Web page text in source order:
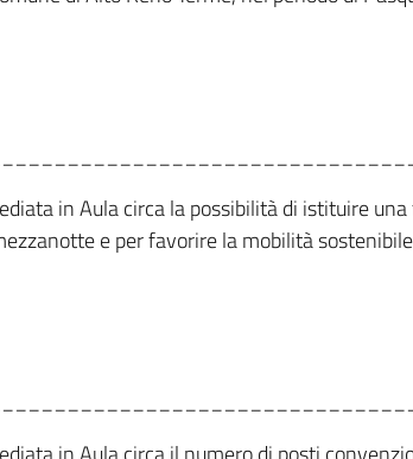
in Aula circa la possibilità di istituire
e per favorire la mobilità